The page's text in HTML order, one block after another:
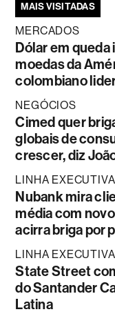
MAIS VISITADAS
MERCADOS
Dólar em
moedas da
colombiano
NEGÓCIOS
Cimed quer
globais de
crescer, diz
LINHA EXECUTIVA
Nubank mira
média com
acirra briga por
LINHA EXECUTIVA
State Street
do Santander
Latina